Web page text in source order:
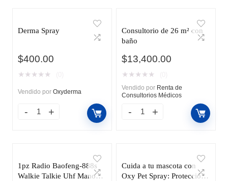
Derma Spray
$400.00
★ ★ ★ ★ ★
Vendido por Oxyderma
Consultorio de 26 m² con
baño
$13,400.00
★ ★ ★ ★ ★
Vendido por Renta de
Consultorios Médicos
1pz Radio Baofeng-888s
Walkie Talkie Uhf Manos
Cuida a tu mascota con
Oxy Pet Spray: Protección